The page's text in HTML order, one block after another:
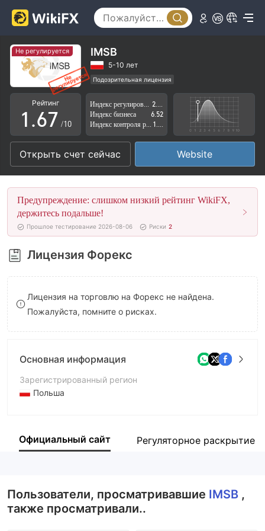
Не регулируется IMSB
5-10 лет
Подозрительная лицензия
Регион деятельности подозрителен
Высокие потенциальные риски
Рейтинг
0
1
2
3
4
5
6
7
8
9
.
2
3
4
5
6
7
8
9
3
4
5
6
7
8
9
/10
Индекс бизнеса
6.52
Открыть счет сейчас Website
Предупреждение: слишком низкий рейтинг WikiFX,
держитесь подальше!
Прошлое тестирование 2026-08-06 Риски 2
Лицензия Форекс
Лицензия на торговлю на Форекс не найдена.
Пожалуйста, помните о рисках.
Основная информация
Зарегистрированный регион
Польша
Компания
Официальный сайт Регуляторное раскрытие
Пользователи, просматривавшие IMSB ,
также просматривали..